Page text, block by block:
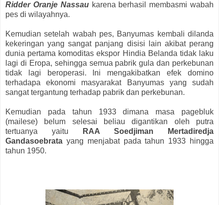
Ridder Oranje Nassau karena berhasil membasmi wabah
pes di wilayahnya.
Kemudian setelah wabah pes, Banyumas kembali dilanda
kekeringan yang sangat panjang disisi lain akibat perang
dunia pertama komoditas ekspor Hindia Belanda tidak laku
lagi di Eropa, sehingga semua pabrik gula dan perkebunan
tidak lagi beroperasi. Ini mengakibatkan efek domino
terhadapa ekonomi masyarakat Banyumas yang sudah
sangat tergantung terhadap pabrik dan perkebunan.
Kemudian pada tahun 1933 dimana masa pagebluk
(mailese) belum selesai beliau digantikan oleh putra
tertuanya yaitu
RAA Soedjiman Mertadiredja
Gandasoebrata yang menjabat pada tahun 1933 hingga
tahun 1950.